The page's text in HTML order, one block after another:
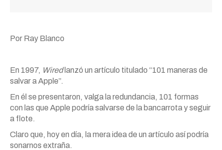
Por Ray Blanco
En 1997, Wiredlanzó un artículo titulado “101 maneras de
salvar a Apple”.
En él se presentaron, valga la redundancia, 101 formas
con las que Apple podría salvarse de la bancarrota y seguir
a flote.
Claro que, hoy en día, la mera idea de un artículo así podría
sonarnos extraña.